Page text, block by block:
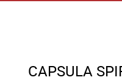
CAPSULA